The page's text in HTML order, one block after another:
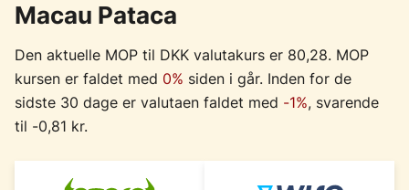
Macau Pataca
Den aktuelle MOP til DKK valutakurs er 80,28. MOP
kursen er faldet med 0% siden i går. Inden for de
sidste 30 dage er valutaen faldet med -1%, svarende
til -0,81 kr.